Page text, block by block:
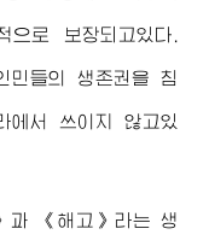
로 보장되고있다.
민들의 생존권을 침
에서 쓰이지 않고있
과 《해고》라는 생